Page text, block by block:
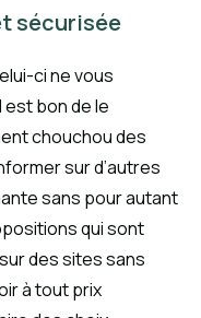
sécurisée
ci ne vous
bon de le
chouchou des
sur d’autres
sans pour autant
qui sont
des sites sans
à tout prix